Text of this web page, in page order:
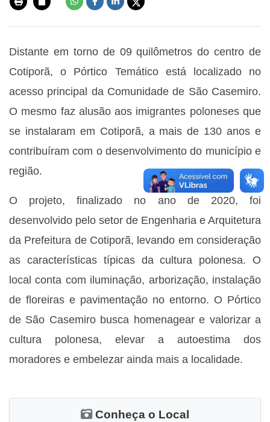
Distante em torno de 09 quilômetros do centro de
Cotiporã, o Pórtico Temático está localizado no
acesso principal da Comunidade de São Casemiro.
O mesmo faz alusão aos imigrantes poloneses que
se instalaram em Cotiporã, a mais de 130 anos e
contribuíram com o desenvolvimento do município e
região.
O projeto, finalizado no ano de 2020, foi
desenvolvido pelo setor de Engenharia e Arquitetura
da Prefeitura de Cotiporã, levando em consideração
as características típicas da cultura polonesa. O
local conta com iluminação, arborização, instalação
de floreiras e pavimentação no entorno. O Pórtico
de São Casemiro busca homenagear e valorizar a
cultura polonesa, elevar a autoestima dos
moradores e embelezar ainda mais a localidade.
Conheça o Local